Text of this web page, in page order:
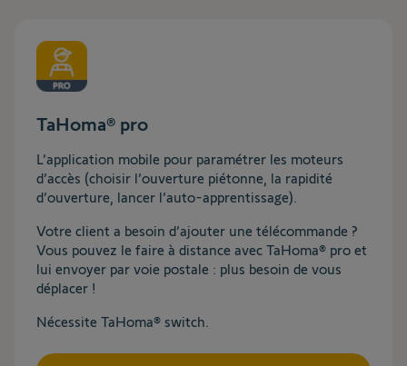
TaHoma® pro
L’application mobile pour paramétrer les moteurs
d’accès (choisir l’ouverture piétonne, la rapidité
d’ouverture, lancer l’auto-apprentissage).
Votre client a besoin d’ajouter une télécommande ?
Vous pouvez le faire à distance avec TaHoma® pro et
lui envoyer par voie postale : plus besoin de vous
déplacer !
Nécessite TaHoma® switch.